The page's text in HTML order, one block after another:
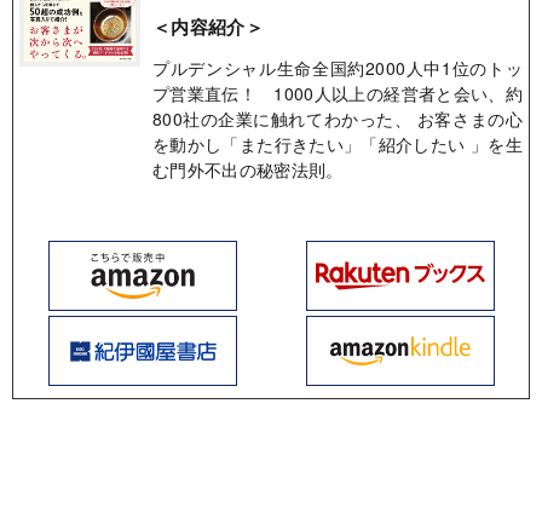
＜内容紹介＞
プルデンシャル生命全国約2000人中1位のトッ
プ営業直伝！ 1000人以上の経営者と会い、約
800社の企業に触れてわかった、 お客さまの心
を動かし「また行きたい」「紹介したい 」を生
む門外不出の秘密法則。